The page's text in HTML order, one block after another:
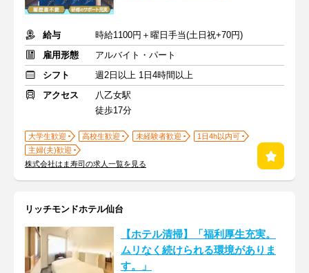
給与
時給1100円＋曜日手当(土日祝+70円)
雇用形態
アルバイト・パート
シフト
週2日以上 1日4時間以上
アクセス
八乙女駅
徒歩17分
大学生歓迎 高校生歓迎 未経験者歓迎
1日4h以内可
主婦(夫)歓迎
株式会社はま寿司の求人一覧を見る
リッチモンドホテル仙台
【ホテル清掃】「福利厚生充実。
ムリなく続けられる環境がありま
す。」